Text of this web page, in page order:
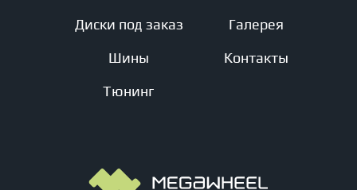
Диски под заказ
Шины
Тюнинг
Галерея
Контакты